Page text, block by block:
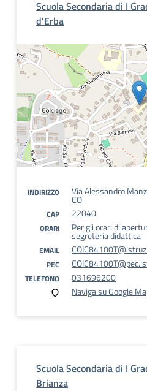
Scuola Secondaria di I
d'Erba
INDIRIZZO Via Alessandro
CO
CAP 22040
ORARI Per gli orari di
segreteria didattica
EMAIL
PEC
TELEFONO
031696200
Naviga su Google
Scuola Secondaria di I
Brianza